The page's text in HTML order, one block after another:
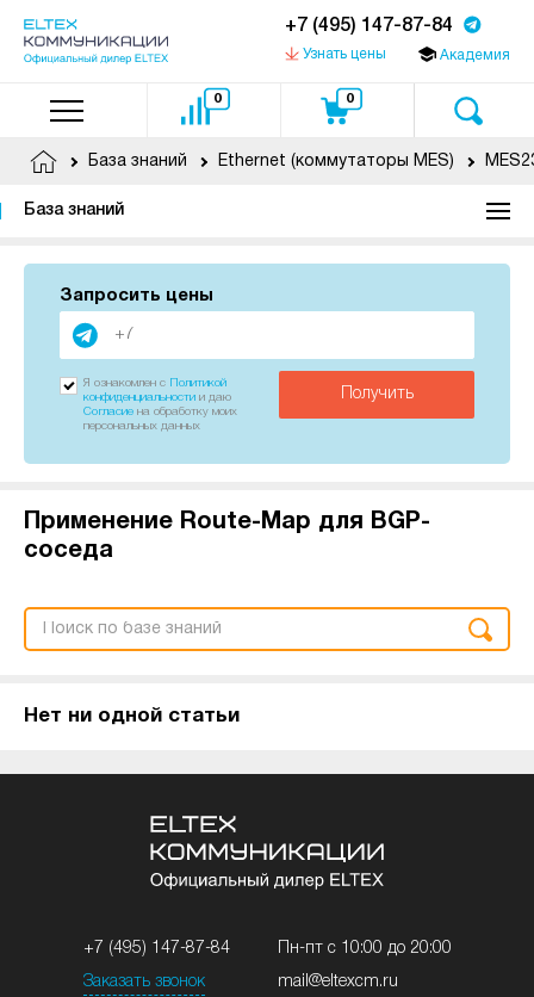
+7 (495) 147-87-84
Узнать цены Академия
0 0
База знаний Ethernet (коммутаторы MES)
База знаний
Запросить цены
Получить
Я ознакомлен с
Политикой
конфиденциальности и даю
Согласие на обработку моих
персональных данных
Применение Route-Map для BGP-
соседа
Нет ни одной статьи
+7 (495) 147-87-84
Заказать звонок
Пн-пт с 10:00 до 20:00
mail@eltexcm.ru